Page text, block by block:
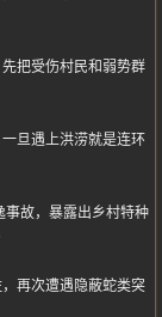
把受伤村民和弱势群
旦遇上洪涝就是连环
事故，暴露出乡村特种
再次遭遇隐蔽蛇类突